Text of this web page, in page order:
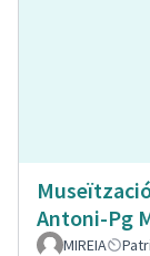
Antoni-Pg
MIREIA